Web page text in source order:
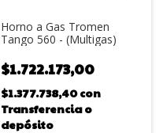
Horno a Gas Tromen
Tango 560 - (Multigas)
$1.722.173,00
$1.377.738,40con
Transferencia o
depósito